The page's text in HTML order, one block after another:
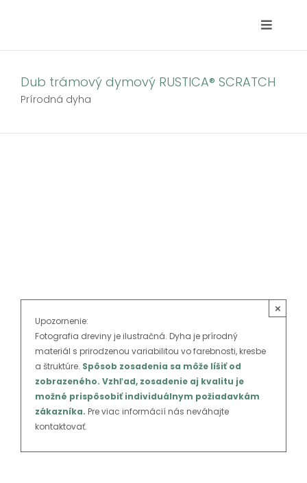
Toggle
Dub trámový dymový RUSTICA® SCRATCH
Prírodná dyha
Upozornenie:
Fotografia dreviny je ilustračná. Dyha je prírodný
materiál s prirodzenou variabilitou vo farebnosti, kresbe
a štruktúre. Spôsob zosadenia sa môže líšiť od
zobrazeného. Vzhľad, zosadenie aj kvalitu je
možné prispôsobiť individuálnym požiadavkám
zákazníka. Pre viac informácií nás neváhajte
kontaktovať.
×